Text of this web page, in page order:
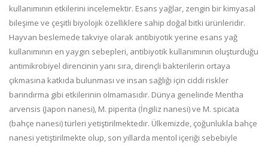
kullanımının etkilerini incelemektir. Esans yağlar, zengin bir kimyasal
bileşime ve çeşitli biyolojik özelliklere sahip doğal bitki ürünleridir.
Hayvan beslemede takviye olarak antibiyotik yerine esans yağ
kullanımının en yaygın sebepleri, antibiyotik kullanımının oluşturduğu
antimikrobiyel direncinin yanı sıra, dirençli bakterilerin ortaya
çıkmasına katkıda bulunması ve insan sağlığı için ciddi riskler
barındırma gibi etkilerinin olmamasıdır. Dünya genelinde Mentha
arvensis (Japon nanesi), M. piperita (İngiliz nanesi) ve M. spicata
(bahçe nanesi) türleri yetiştirilmektedir. Ülkemizde, çoğunlukla bahçe
nanesi yetiştirilmekte olup, son yıllarda mentol içeriği sebebiyle